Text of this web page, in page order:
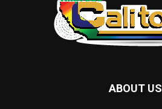
ABOUT US